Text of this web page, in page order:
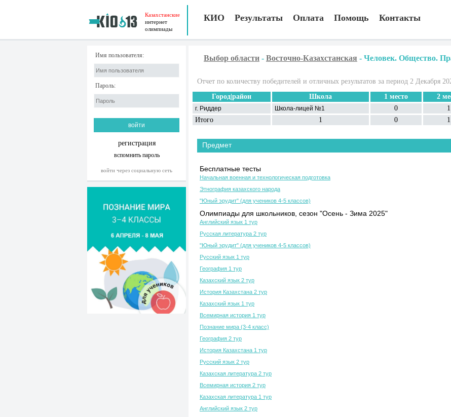
Казахстанские
интернет
олимпиады
КИО Результаты Оплата Помощь Контакты
Имя пользователя:
Пароль:
регистрация
вспомнить пароль
войти через социальную сеть
Выбор области - Восточно-Казахстанская - Человек. Общество.
Отчет по количеству победителей и отличных результатов за период 2 Декабря
Город|район
Школа 1 место 2
г. Риддер Школа-лицей №1 0 1
Итого
1 0 1
Предмет
Бесплатные тесты
Начальная военная и технологическая подготовка
Этнография казахского народа
"Юный эрудит" (для учеников 4-5 классов)
Олимпиады для школьников, сезон "Осень - Зима 2025"
Английский язык 1 тур
Русская литература 2 тур
"Юный эрудит" (для учеников 4-5 классов)
Русский язык 1 тур
География 1 тур
Казахский язык 2 тур
История Казахстана 2 тур
Казахский язык 1 тур
Всемирная история 1 тур
Познание мира (3-4 класс)
География 2 тур
История Казахстана 1 тур
Русский язык 2 тур
Казахская литература 2 тур
Всемирная история 2 тур
Казахская литература 1 тур
Английский язык 2 тур